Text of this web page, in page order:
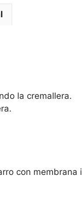
la cremallera.
con